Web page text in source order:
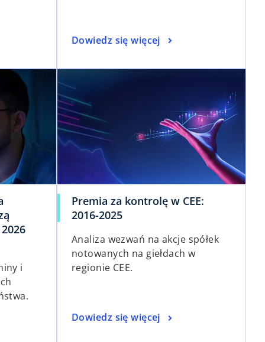
Dowiedz się więcej
i
Premia za kontrolę w CEE:
2016-2025
Analiza wezwań na akcje spółek
notowanych na giełdach w
regionie CEE.
Dowiedz się więcej